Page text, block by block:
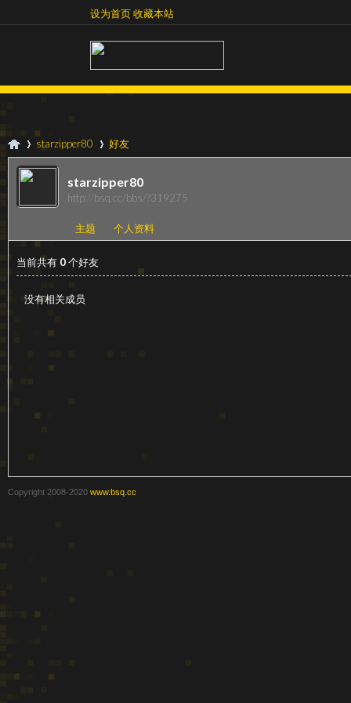
收藏本站设为首页收藏本站
速
›
starzipper80 好友
starzipper80
http://bsq.cc/bbs/?319275
主题 个人资料
当前共有 0个好友
没有相关成员
Copyright 2008-2020 www.bsq.cc